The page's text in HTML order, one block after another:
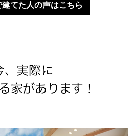
建てた人の声はこちら
、実際に
家があります！